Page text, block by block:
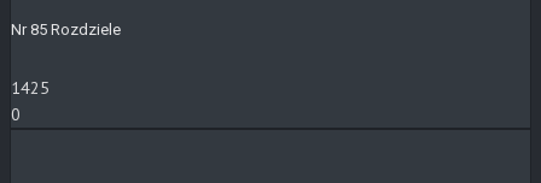
Nr 85 Rozdziele
1425
0